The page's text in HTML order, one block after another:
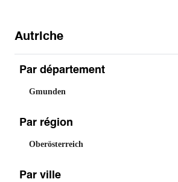
Autriche
Par département
Gmunden
Par région
Oberösterreich
Par ville